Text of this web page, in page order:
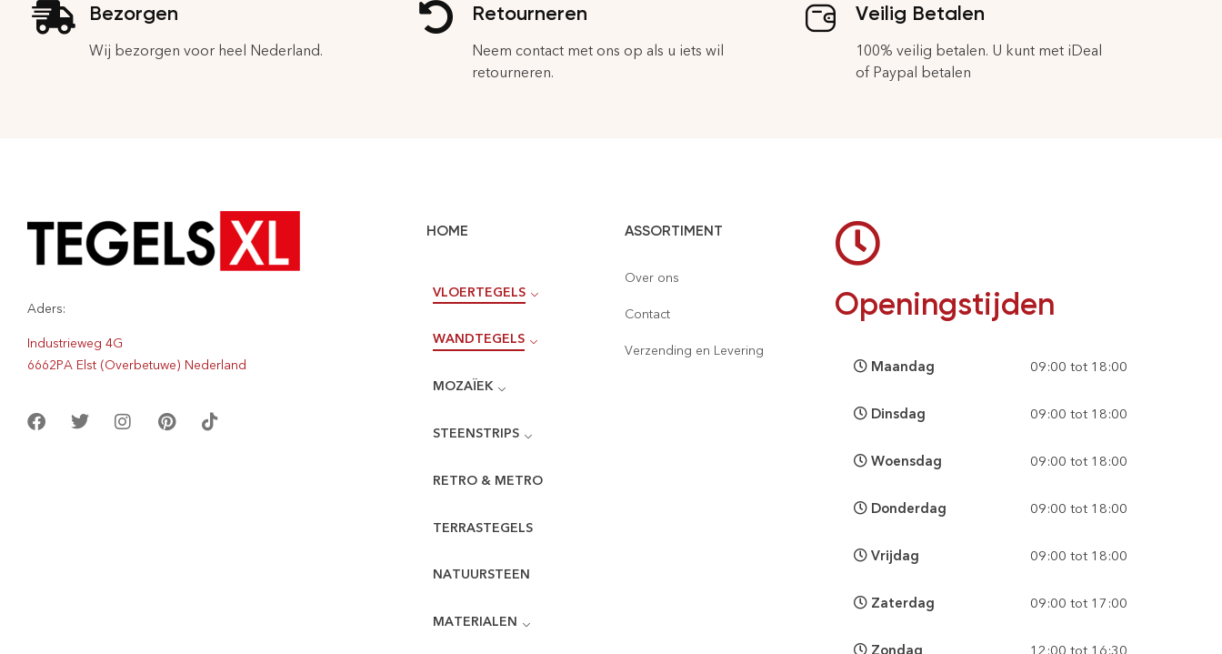
Bezorgen
Wij bezorgen voor heel Nederland.
Retourneren
Neem contact met ons op als u iets wil
retourneren.
Veilig Betalen
100% veilig betalen. U kunt met iDeal
of Paypal betalen
Aders:
Industrieweg 4G
6662PA Elst (Overbetuwe) Nederland
HOME
VLOERTEGELS
WANDTEGELS
MOZAÏEK
STEENSTRIPS
RETRO & METRO
TERRASTEGELS
NATUURSTEEN
MATERIALEN
ASSORTIMENT
Over ons
Contact
Verzending en Levering
Openingstijden
Maandag 09:00 tot 18:00
Dinsdag 09:00 tot 18:00
Woensdag 09:00 tot 18:00
Donderdag 09:00 tot 18:00
Vrijdag 09:00 tot 18:00
Zaterdag 09:00 tot 17:00
Zondag 12:00 tot 16:30